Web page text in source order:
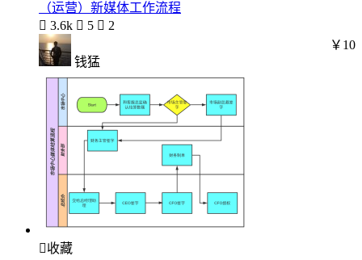
（运营）新媒体工作流程
 3.6k  5  2
钱猛
￥10
收藏